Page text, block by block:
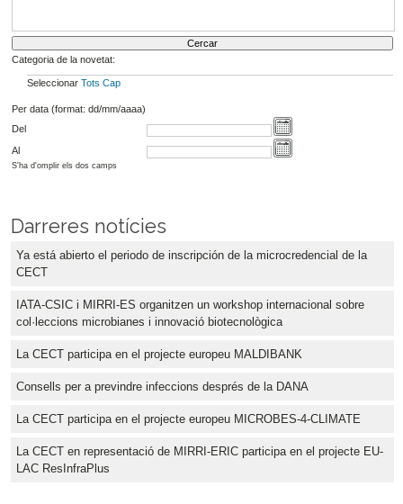
Categoria de la novetat:
Seleccionar Tots Cap
Per data (format: dd/mm/aaaa)
Del
Al
S'ha d'omplir els dos camps
Darreres notícies
Ya está abierto el periodo de inscripción de la microcredencial de la
CECT
IATA-CSIC i MIRRI-ES organitzen un workshop internacional sobre
col·leccions microbianes i innovació biotecnològica
La CECT participa en el projecte europeu MALDIBANK
Consells per a previndre infeccions després de la DANA
La CECT participa en el projecte europeu MICROBES-4-CLIMATE
La CECT en representació de MIRRI-ERIC participa en el projecte EU-
LAC ResInfraPlus